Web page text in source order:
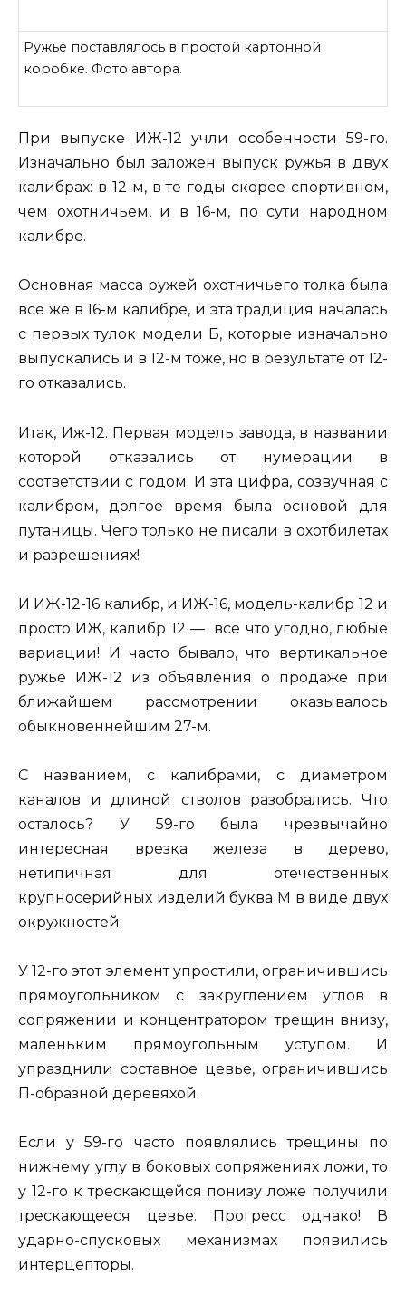
Ружье поставлялось в простой картонной
коробке. Фото автора.
При выпуске ИЖ-12 учли особенности 59-го.
Изначально был заложен выпуск ружья в двух
калибрах: в 12-м, в те годы скорее спортивном,
чем охотничьем, и в 16-м, по сути народном
калибре.
Основная масса ружей охотничьего толка была
все же в 16-м калибре, и эта традиция началась
с первых тулок модели Б, которые изначально
выпускались и в 12-м тоже, но в результате от 12-
го отказались.
Итак, Иж-12. Первая модель завода, в названии
которой отказались от нумерации в
соответствии с годом. И эта цифра, созвучная с
калибром, долгое время была основой для
путаницы. Чего только не писали в охотбилетах
и разрешениях!
И ИЖ-12-16 калибр, и ИЖ-16, модель-калибр 12 и
просто ИЖ, калибр 12 — все что угодно, любые
вариации! И часто бывало, что вертикальное
ружье ИЖ-12 из объявления о продаже при
ближайшем рассмотрении оказывалось
обыкновеннейшим 27-м.
С названием, с калибрами, с диаметром
каналов и длиной стволов разобрались. Что
осталось? У 59-го была чрезвычайно
интересная врезка железа в дерево,
нетипичная для отечественных
крупносерийных изделий буква М в виде двух
окружностей.
У 12-го этот элемент упростили, ограничившись
прямоугольником с закруглением углов в
сопряжении и концентратором трещин внизу,
маленьким прямоугольным уступом. И
упразднили составное цевье, ограничившись
П-образной деревяхой.
Если у 59-го часто появлялись трещины по
нижнему углу в боковых сопряжениях ложи, то
у 12-го к трескающейся понизу ложе получили
трескающееся цевье. Прогресс однако! В
ударно-спусковых механизмах появились
интерцепторы.